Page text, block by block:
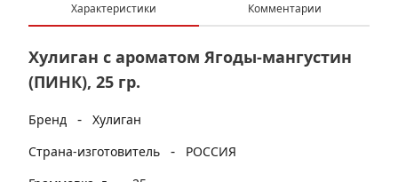
Характеристики Комментарии
Хулиган с ароматом Ягоды-мангустин
(ПИНК), 25 гр.
Бренд - Хулиган
Страна-изготовитель
-
РОССИЯ